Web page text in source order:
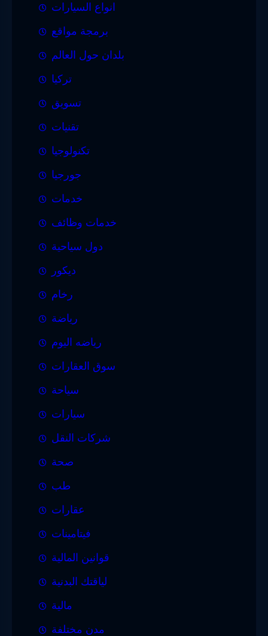
انواع السيارات
برمجة مواقع
بلدان حول العالم
تركيا
تسويق
تقنيات
تكنولوجيا
جورجيا
خدمات
خدمات وظائف
دول سياحية
ديكور
رخام
رياضة
رياضه اليوم
سوق العقارات
سياحة
سيارات
شركات النقل
صحة
طب
عقارات
فيتامينات
قوانين المالية
لياقتك البدنية
مالية
مدن مختلفة